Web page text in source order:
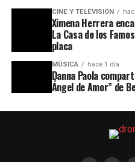
CINE Y TELEVISIÓN
Ximena Herrera
La Casa de los
placa
MÚSICA hace 1 día
Danna Paola
Ángel de Amor” de